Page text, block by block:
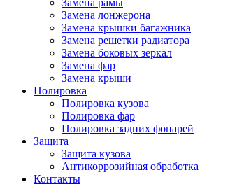
Замена рамы
Замена лонжерона
Замена крышки багажника
Замена решетки радиатора
Замена боковых зеркал
Замена фар
Замена крыши
Полировка
Полировка кузова
Полировка фар
Полировка задних фонарей
Защита
Защита кузова
Антикоррозийная обработка
Контакты